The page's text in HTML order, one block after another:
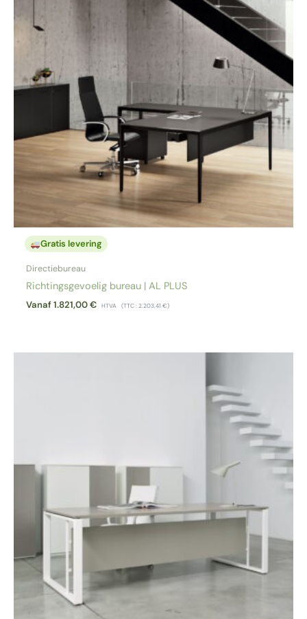
Gratis levering
Directiebureau
Richtingsgevoelig bureau | AL PLUS
Vanaf1.821,00€ HTVA (TTC :2.203,41 €)